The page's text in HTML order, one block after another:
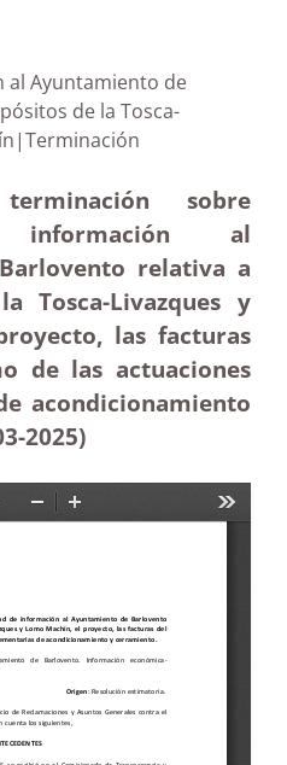
al Ayuntamiento de
de la Tosca-
sobre
al
relativa a
Tosca-Livazques y
las facturas
de las actuaciones
acondicionamiento
-2025)